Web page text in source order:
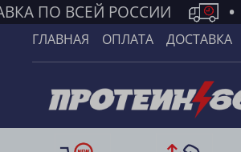
ПО ВСЕЙ РОССИИ •
ГЛАВНАЯ ОПЛАТА ДОСТАВКА